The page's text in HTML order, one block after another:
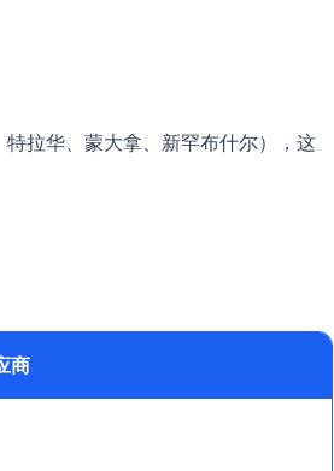
特拉华、蒙大拿、新罕布什尔），这
商